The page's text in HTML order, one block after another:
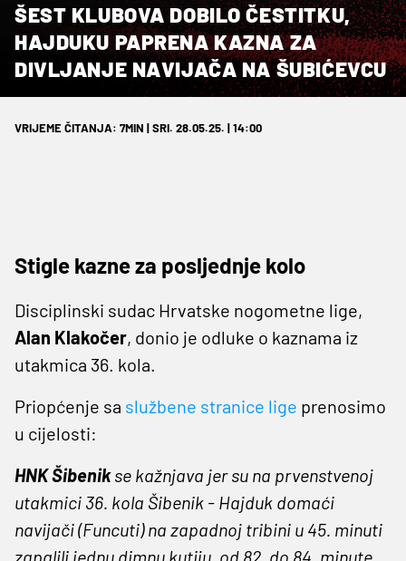
ŠEST KLUBOVA DOBILO ČESTITKU,
HAJDUKU PAPRENA KAZNA ZA
DIVLJANJE NAVIJAČA NA ŠUBIĆEVCU
VRIJEME ČITANJA: 7MIN | SRI. 28.05.25. | 14:00
Stigle kazne za posljednje kolo
Disciplinski sudac Hrvatske nogometne lige,
Alan Klakočer, donio je odluke o kaznama iz
utakmica 36. kola.
Priopćenje sa službene stranice lige prenosimo
u cijelosti:
HNK Šibenikse kažnjava jer su na prvenstvenoj
utakmici 36. kola Šibenik - Hajduk domaći
navijači (Funcuti) na zapadnoj tribini u 45. minuti
zapalili jednu dimnu kutiju, od 82. do 84. minute